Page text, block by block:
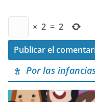
× 2 = 2
Por las